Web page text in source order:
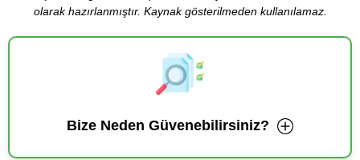
olarak hazırlanmıştır. Kaynak gösterilmeden kullanılamaz.
Bize Neden Güvenebilirsiniz?